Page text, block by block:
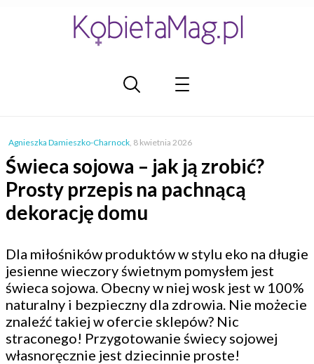
Agnieszka Damieszko-Charnock, 8 kwietnia 2026
Świeca sojowa – jak ją zrobić?
Prosty przepis na pachnącą
dekorację domu
Dla miłośników produktów w stylu eko na długie
jesienne wieczory świetnym pomysłem jest
świeca sojowa. Obecny w niej wosk jest w 100%
naturalny i bezpieczny dla zdrowia. Nie możecie
znaleźć takiej w ofercie sklepów? Nic
straconego! Przygotowanie świecy sojowej
własnoręcznie jest dziecinnie proste!